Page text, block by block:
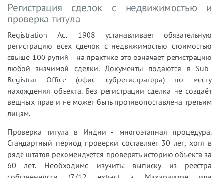
Регистрация сделок с недвижимостью и
проверка титула
Registration Act 1908 устанавливает обязательную
регистрацию всех сделок с недвижимостью стоимостью
свыше 100 рупий - на практике это означает регистрацию
любой значимой сделки. Документы подаются в Sub-
Registrar Office (офис субрегистратора) по месту
нахождения объекта. Без регистрации сделка не создаёт
вещных прав и не может быть противопоставлена третьим
лицам.
Проверка титула в Индии - многоэтапная процедура.
Стандартный период проверки составляет 30 лет, хотя в
ряде штатов рекомендуется проверять историю объекта за
60 лет. Необходимо изучить: выписку из реестра